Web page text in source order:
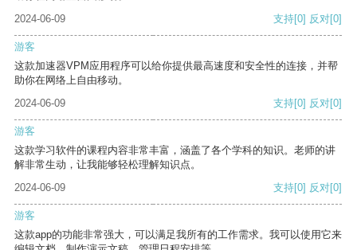
2024-06-09
支持[0] 反对[0]
游客
这款加速器VPM应用程序可以给你提供最高速度和安全性的连接，并帮
助你在网络上自由移动。
2024-06-09
支持[0] 反对[0]
游客
这款学习软件的课程内容非常丰富，涵盖了各个学科的知识。老师的讲
解非常生动，让我能够轻松理解知识点。
2024-06-09
支持[0] 反对[0]
游客
这款app的功能非常强大，可以满足我所有的工作需求。我可以使用它来